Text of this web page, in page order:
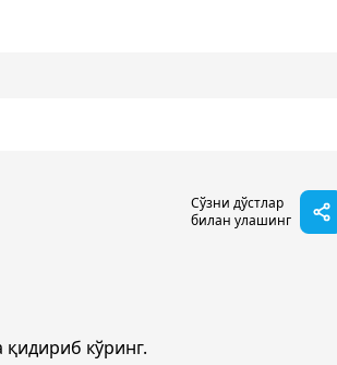
Сўзни дўстлар
билан улашинг
қидириб кўринг.